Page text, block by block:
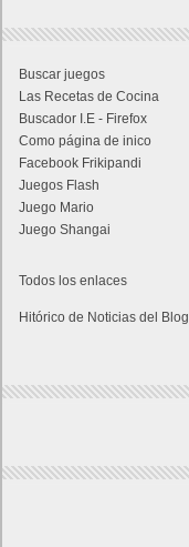
Buscar juegos
Las Recetas de Cocina
Buscador I.E - Firefox
Como página de inico
Facebook Frikipandi
Juegos Flash
Juego Mario
Juego Shangai
Todos los enlaces
Hitórico de Noticias del Blog